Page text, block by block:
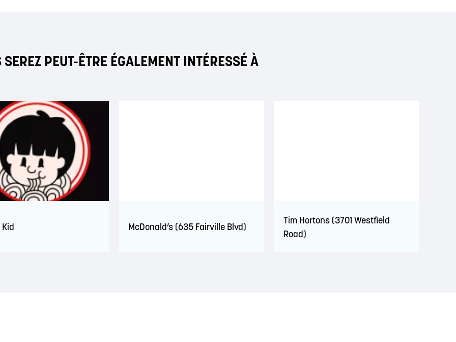
SEREZ PEUT-ÊTRE ÉGALEMENT INTÉRESSÉ À
McDonald’s (635 Fairville Blvd)
Tim Hortons (3701 Westfield
Road)